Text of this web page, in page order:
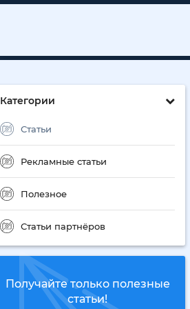
Категории
Статьи
Рекламные статьи
Полезное
Статьи партнёров
Получайте только полезные
статьи!